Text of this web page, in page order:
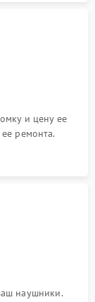
и цену ее
ремонта.
наушники.